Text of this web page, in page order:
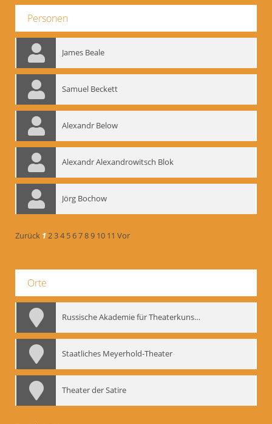
Personen
James Beale
Samuel Beckett
Alexandr Below
Alexandr Alexandrowitsch Blok
Jörg Bochow
Zurück 1234 56789 10 11 Vor
Orte
Russische Akademie für Theaterkunst – GITIS
Staatliches Meyerhold-Theater
Theater der Satire